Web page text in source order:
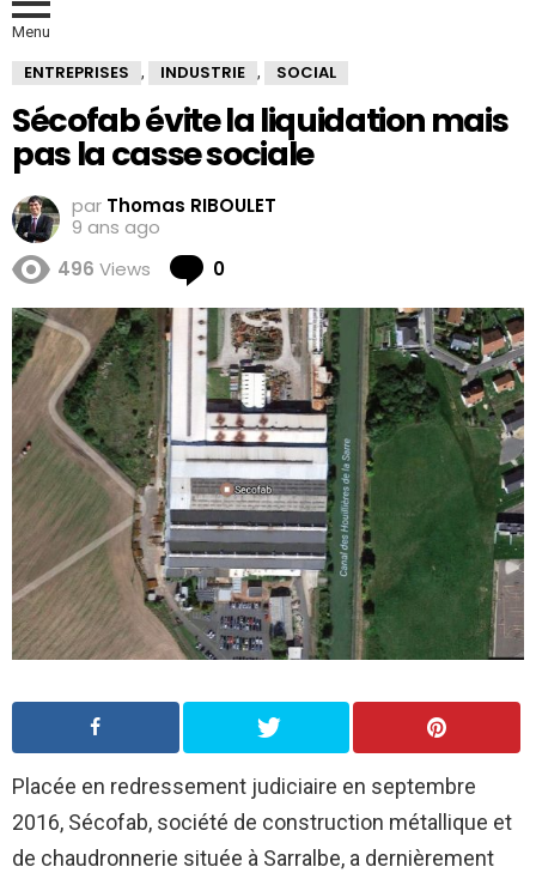
Menu
ENTREPRISES , INDUSTRIE , SOCIAL
Sécofab évite la liquidation mais
pas la casse sociale
par Thomas RIBOULET
9 ans ago
496 Views 0
Placée en redressement judiciaire en septembre
2016, Sécofab, société de construction métallique et
de chaudronnerie située à Sarralbe, a dernièrement